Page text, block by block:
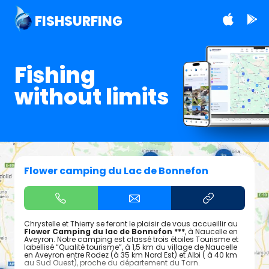
FISHSURFING
Fishing
without limits
Flower camping du Lac de Bonnefon
Chrystelle et Thierry se feront le plaisir de vous accueillir au
Flower Camping du lac de Bonnefon ***, à Naucelle en
Aveyron. Notre camping est classé trois étoiles Tourisme et
labellisé “Qualité tourisme”, à 1,5 km du village de Naucelle
en Aveyron entre Rodez (à 35 km Nord Est) et Albi ( à 40 km
au Sud Ouest), proche du département du Tarn.